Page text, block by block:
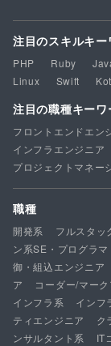
注目のスキルキー
PHP Ruby
Linux
Swift
注目の職種キーワ
フロントエンドエン
インフラエンジニア
プロジェクトマネー
職種
開発系 フルスタッ
ン系SE・プログラマ
御・組込エンジニア
ア
コーダー/マー
インフラ系
インフ
ティエンジニア
ク
ンサルタント系
IT